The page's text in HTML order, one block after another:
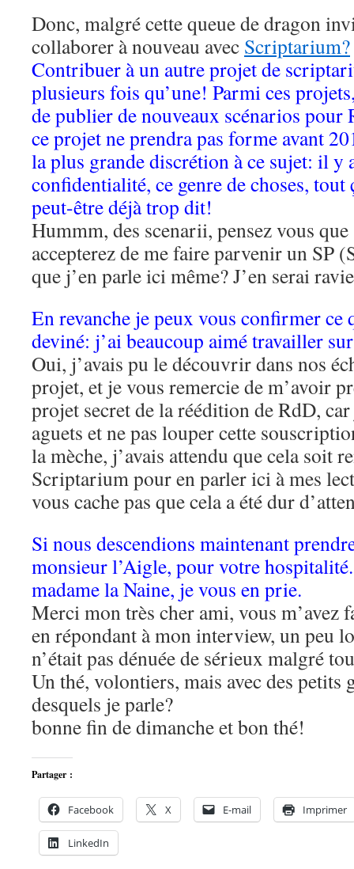
Donc, malgré cette queue de dragon
collaborer à nouveau avec Scriptarium?
Contribuer à un autre projet de
plusieurs fois qu’une! Parmi ces
de publier de nouveaux scénarios pour
ce projet ne prendra pas forme avant
la plus grande discrétion à ce sujet: il y
confidentialité, ce genre de choses,
peut-être déjà trop dit!
Hummm, des scenarii, pensez vous
accepterez de me faire parvenir un SP
que j’en parle ici même? J’en serai
En revanche je peux vous confirmer ce
deviné: j’ai beaucoup aimé travailler
Oui, j’avais pu le découvrir dans nos
projet, et je vous remercie de m’avoir
projet secret de la réédition de RdD,
aguets et ne pas louper cette
la mèche, j’avais attendu que cela soit
Scriptarium pour en parler ici à mes
vous cache pas que cela a été dur
Si nous descendions maintenant
monsieur l’Aigle, pour votre
madame la Naine, je vous en prie.
Merci mon très cher ami, vous m’avez
en répondant à mon interview, un peu
n’était pas dénuée de sérieux malgré
Un thé, volontiers, mais avec des petits
desquels je parle?
bonne fin de dimanche et bon thé!
Partager :
Facebook X E-mail Imprimer
LinkedIn